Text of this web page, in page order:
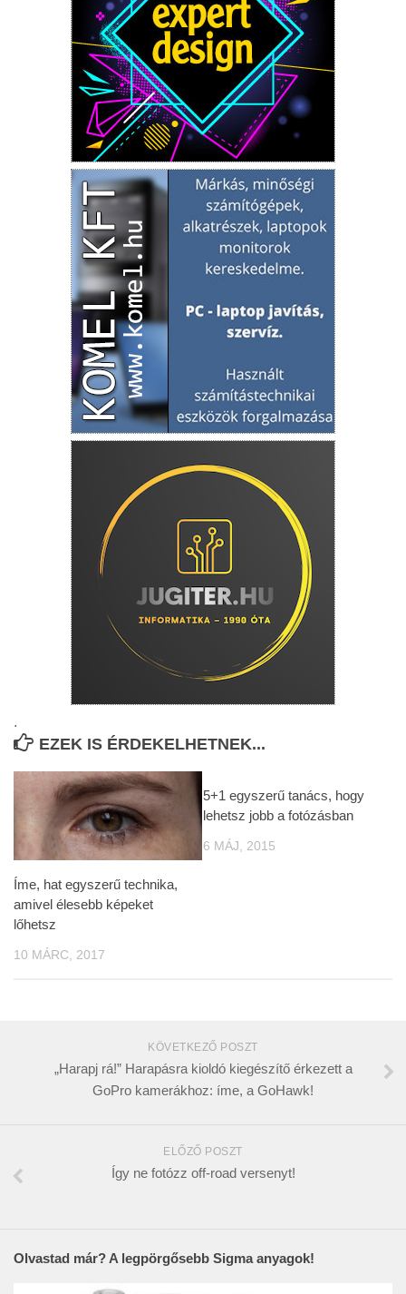
.
EZEK IS ÉRDEKELHETNEK...
Íme, hat egyszerű technika,
amivel élesebb képeket
lőhetsz
10 MÁRC, 2017
5+1 egyszerű tanács, hogy
lehetsz jobb a fotózásban
6 MÁJ, 2015
KÖVETKEZŐ POSZT
„Harapj rá!” Harapásra kioldó kiegészítő érkezett a
GoPro kamerákhoz: íme, a GoHawk!
ELŐZŐ POSZT
Így ne fotózz off-road versenyt!
Olvastad már? A legpörgősebb Sigma anyagok!